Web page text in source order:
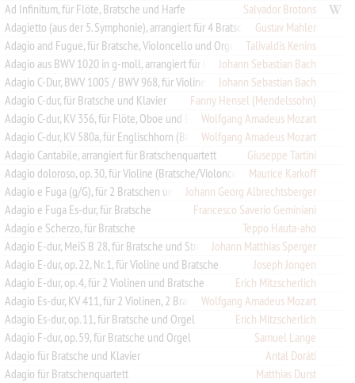
Ad Infinitum, für Flöte, Bratsche und Harfe
Salvador Brotons
Adagietto (aus der 5. Symphonie), arrangiert für 4 BratschenGustav Mahler
Adagio and Fugue, für Bratsche, Violoncello und Orgel
Talivaldis Kenins
Adagio aus BWV 1020 in g-moll, arrangiert für Querflöte, Violine und Bratsche oder 2 Violinen und Bratsche
Johann Sebastian Bach
Adagio C-Dur, BWV 1005 / BWV 968, für Violine und BratscheJohann Sebastian Bach
Adagio C-dur, für Bratsche und Klavier
Fanny Hensel (Mendelssohn)
Adagio C-dur, KV 356, für Flöte, Oboe und BratscheWolfgang Amadeus Mozart
Adagio C-dur, KV 580a, für Englischhorn (Bratsche), 2 Violinen und Violoncello
Wolfgang Amadeus Mozart
Adagio Cantabile, arrangiert für Bratschenquartett
Giuseppe Tartini
Adagio doloroso, op. 30, für Violine (Bratsche/Violoncello) und Orgel (Klavier)
Maurice Karkoff
Adagio e Fuga (g/G), für 2 Bratschen und 2 VioloncelliJohann Georg Albrechtsberger
Adagio e Fuga Es-dur, für Bratsche
Francesco Saverio Geminiani
Adagio e Scherzo, für Bratsche
Teppo Hauta-aho
Adagio E-dur, MeiS B 28, für Bratsche und StreicherJohann Matthias Sperger
Adagio E-dur, op. 22, Nr. 1, für Violine und Bratsche
Joseph Jongen
Adagio E-dur, op. 4, für 2 Violinen und Bratsche
Erich Mitzscherlich
Adagio Es-dur, KV 411, für 2 Violinen, 2 Bratschen und Violoncello
Wolfgang Amadeus Mozart
Adagio Es-dur, op. 11, für Bratsche und Orgel
Erich Mitzscherlich
Adagio F-dur, op. 59, für Bratsche und Orgel
Samuel Lange
Adagio für Bratsche und Klavier
Antal Doráti
Adagio für Bratschenquartett
Matthias Durst